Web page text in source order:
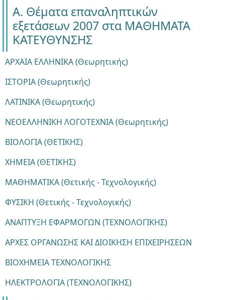
Α. Θέματα επαναληπτικών
εξετάσεων 2007 στα ΜΑΘΗΜΑΤΑ
ΚΑΤΕΥΘΥΝΣΗΣ
ΑΡΧΑΙΑ ΕΛΛΗΝΙΚΑ (Θεωρητικής)
ΙΣΤΟΡΙΑ (Θεωρητικής)
ΛΑΤΙΝΙΚΑ (Θεωρητικής)
ΝΕΟΕΛΛΗΝΙΚΗ ΛΟΓΟΤΕΧΝΙΑ (Θεωρητικής)
ΒΙΟΛΟΓΙΑ (ΘΕΤΙΚΗΣ)
ΧΗΜΕΙΑ (ΘΕΤΙΚΗΣ)
ΜΑΘΗΜΑΤΙΚΑ (Θετικής - Τεχνολογικής)
ΦΥΣΙΚΗ (Θετικής - Τεχνολογικής)
ΑΝΑΠΤΥΞΗ ΕΦΑΡΜΟΓΩΝ (ΤΕΧΝΟΛΟΓΙΚΗΣ)
ΑΡΧΕΣ ΟΡΓΑΝΩΣΗΣ ΚΑΙ ΔΙΟΙΚΗΣΗ ΕΠΙΧΕΙΡΗΣΕΩΝ
ΒΙΟΧΗΜΕΙΑ ΤΕΧΝΟΛΟΓΙΚΗΣ
ΗΛΕΚΤΡΟΛΟΓΙΑ (ΤΕΧΝΟΛΟΓΙΚΗΣ)